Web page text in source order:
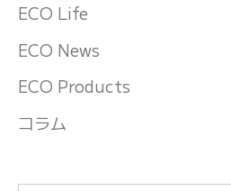
ECO Life
ECO News
ECO Products
コラム